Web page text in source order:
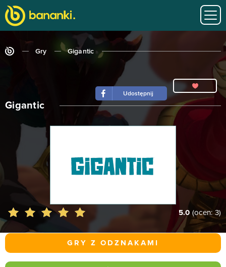
Gry Gigantic
Udostępnij
Gigantic
5.0 (ocen:3)
GRY Z ODZNAKAMI